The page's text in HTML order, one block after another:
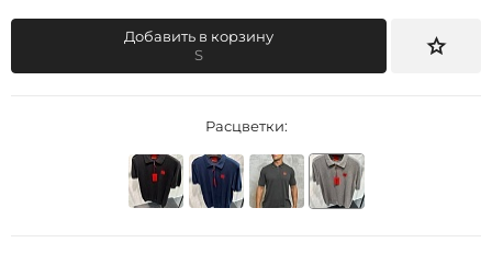
Добавить в корзину
S
Расцветки: